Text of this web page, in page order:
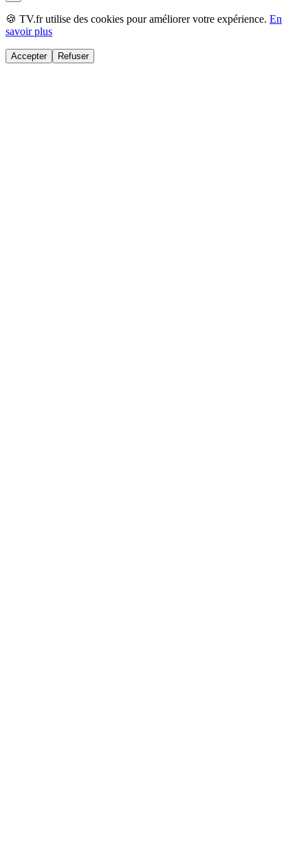
🍪 TV.fr utilise des cookies pour améliorer votre expérience. En
savoir plus
Accepter Refuser